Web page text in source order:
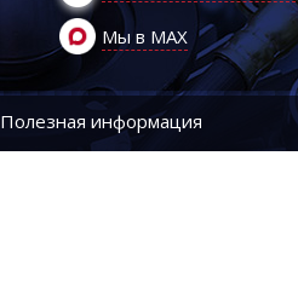
Мы в MAX
Полезная информация